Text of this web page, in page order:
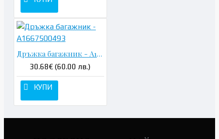
Дръжка багажник - A1667500493
30.68€ (60.00 лв.)
КУПИ